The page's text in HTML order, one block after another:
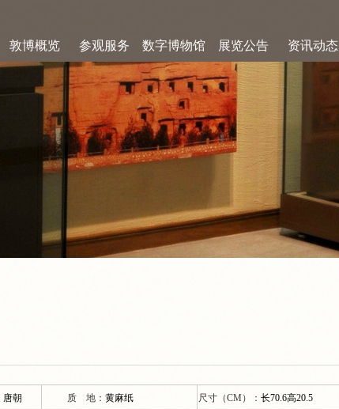
敦博概览 参观服务 数字博物馆 展览公告 资讯动态
唐朝 质 地： 黄麻纸 尺寸（CM）： 长70.6高20.5